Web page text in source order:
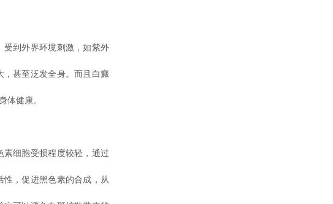
到外界环境刺激，如紫外
甚至泛发全身。而且白癜
体健康。
细胞受损程度较轻，通过
，促进黑色素的合成，从